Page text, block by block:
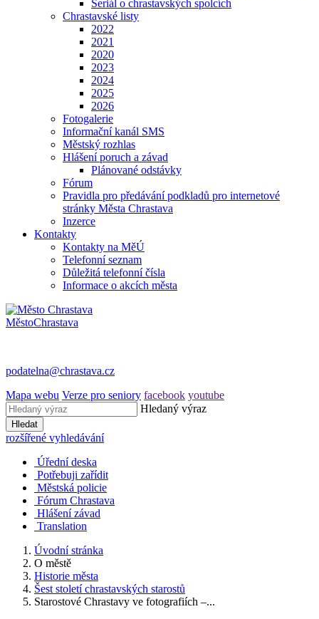
Seriál o chrastavských spolcích
Chrastavské listy
2022
2021
2020
2023
2024
2025
2026
Fotogalerie
Informační kanál SMS
Městský rozhlas
Hlášení poruch a závad
Plánované odstávky
Fórum
Pravidla pro předávání podkladů pro internetové
stránky Města Chrastava
Inzerce
Kontakty
Kontakty na MěÚ
Telefonní seznam
Důležitá telefonní čísla
Informace o akcích města
MěstoChrastava
podatelna@chrastava.cz
Mapa webu Verze pro seniory facebook youtube
Hledaný výraz
Hledat
rozšířené vyhledávání
Úřední deska
Potřebuji zařídit
Městská policie
Fórum Chrastava
Hlášení závad
Translation
Úvodní stránka
O městě
Historie města
Šest století chrastavských starostů
Starostové Chrastavy ve fotografiích –...